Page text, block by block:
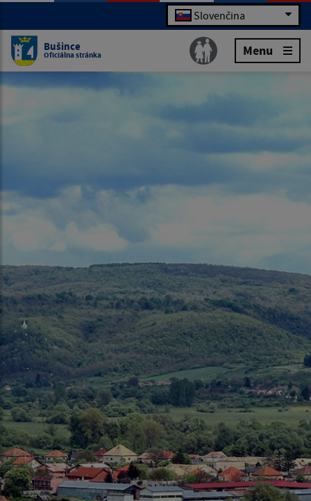
Slovenčina
Bušince
Oficiálna stránka Menu